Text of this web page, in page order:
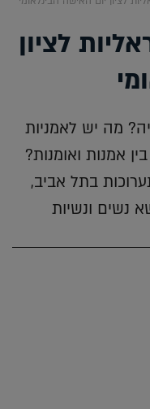
לציון
מה יש לאמניות
אמנות ואומנות?
בתל אביב,
נשים ונשיות